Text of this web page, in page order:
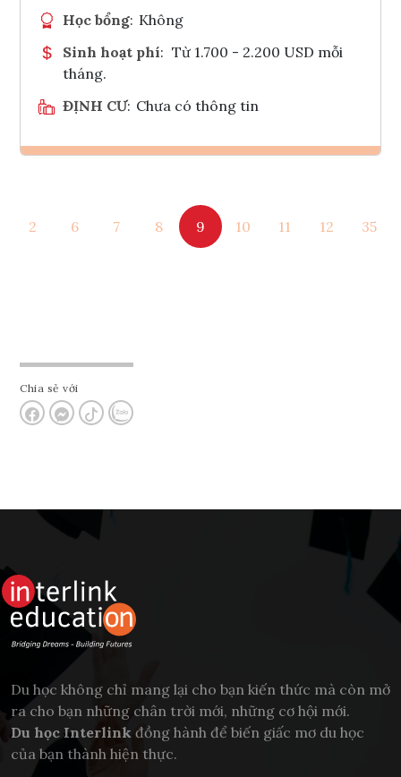
Học bổng: Không
Sinh hoạt phí: Từ 1.700 - 2.200 USD mỗi
tháng.
ĐỊNH CƯ: Chưa có thông tin
Tham vấn Interlink
2 6 7 8 9 10 11 12 35
Chia sẻ với
Du học không chỉ mang lại cho bạn kiến thức mà còn mở
ra cho bạn những chân trời mới, những cơ hội mới.
Du học Interlink đồng hành để biến giấc mơ du học
của bạn thành hiện thực.